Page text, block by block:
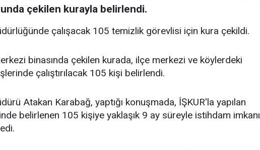
çekilen kurayla belirlendi.
çalışacak 105 temizlik görevlisi için kura çekildi.
binasında çekilen kurada, ilçe merkezi ve köylerdeki
çalıştırılacak 105 kişi belirlendi.
Atakan Karabağ, yaptığı konuşmada, İŞKUR'la yapılan
belirlenen 105 kişiye yaklaşık 9 ay süreyle istihdam imkanı